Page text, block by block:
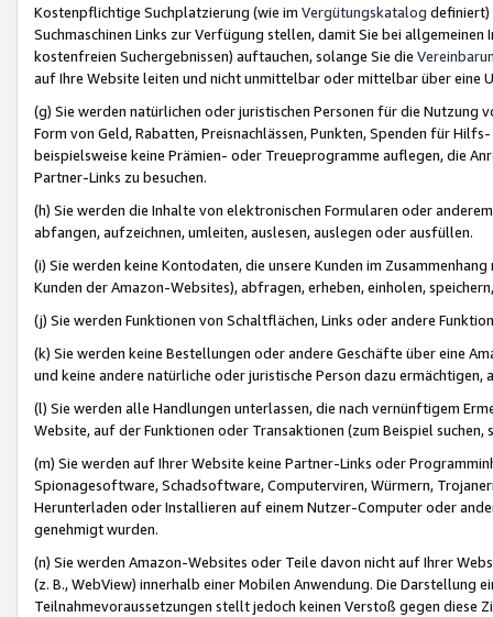
Kostenpflichtige Suchplatzierung (wie im Vergütungskatalog definiert)
Suchmaschinen Links zur Verfügung stellen, damit Sie bei
kostenfreien Suchergebnissen) auftauchen, solange Sie die
auf Ihre Website leiten und nicht unmittelbar oder mittelbar über eine
(g) Sie werden natürlichen oder juristischen Personen für die Nutzung
Form von Geld, Rabatten, Preisnachlässen, Punkten, Spenden für
beispielsweise keine Prämien- oder Treueprogramme auflegen, die
Partner-Links zu besuchen.
(h) Sie werden die Inhalte von elektronischen Formularen oder
abfangen, aufzeichnen, umleiten, auslesen, auslegen oder ausfüllen.
(i) Sie werden keine Kontodaten, die unsere Kunden im
Kunden der Amazon-Websites), abfragen, erheben, einholen,
(j) Sie werden Funktionen von Schaltflächen, Links oder andere
(k) Sie werden keine Bestellungen oder andere Geschäfte über eine
und keine andere natürliche oder juristische Person dazu
(l) Sie werden alle Handlungen unterlassen, die nach vernünftigem
Website, auf der Funktionen oder Transaktionen (zum Beispiel
(m) Sie werden auf Ihrer Website keine Partner-Links oder
Spionagesoftware, Schadsoftware, Computerviren, Würmern,
Herunterladen oder Installieren auf einem Nutzer-Computer oder
genehmigt wurden.
(n) Sie werden Amazon-Websites oder Teile davon nicht auf Ihrer
(z. B., WebView) innerhalb einer Mobilen Anwendung. Die Darstellung
Teilnahmevoraussetzungen stellt jedoch keinen Verstoß gegen diese